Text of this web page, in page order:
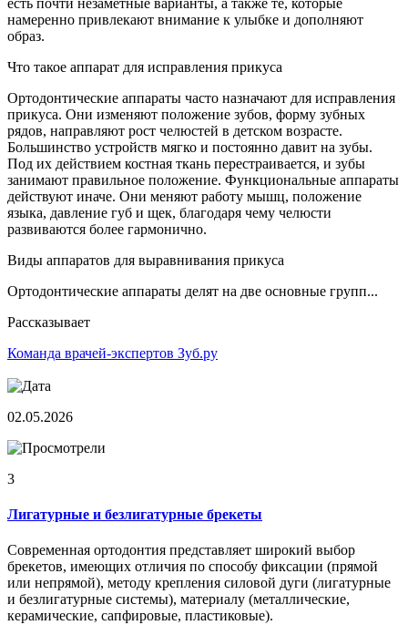
намеренно привлекают внимание к улыбке и дополняют
образ.
Что такое аппарат для исправления прикуса
Ортодонтические аппараты часто назначают для исправления
прикуса. Они изменяют положение зубов, форму зубных
рядов, направляют рост челюстей в детском возрасте.
Большинство устройств мягко и постоянно давит на зубы.
Под их действием костная ткань перестраивается, и зубы
занимают правильное положение. Функциональные аппараты
действуют иначе. Они меняют работу мышц, положение
языка, давление губ и щек, благодаря чему челюсти
развиваются более гармонично.
Виды аппаратов для выравнивания прикуса
Ортодонтические аппараты делят на две основные групп...
Рассказывает
Команда врачей-экспертов Зуб.ру
02.05.2026
3
Лигатурные и безлигатурные брекеты
Современная ортодонтия представляет широкий выбор
брекетов, имеющих отличия по способу фиксации (прямой
или непрямой), методу крепления силовой дуги (лигатурные
и безлигатурные системы), материалу (металлические,
керамические, сапфировые, пластиковые).